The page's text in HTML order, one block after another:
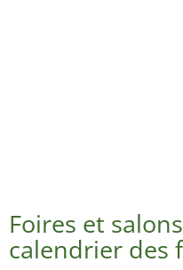
Foires et
calendrier des